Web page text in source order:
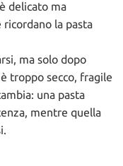
delicato ma
la pasta
ma solo dopo
troppo secco, fragile
una pasta
mentre quella